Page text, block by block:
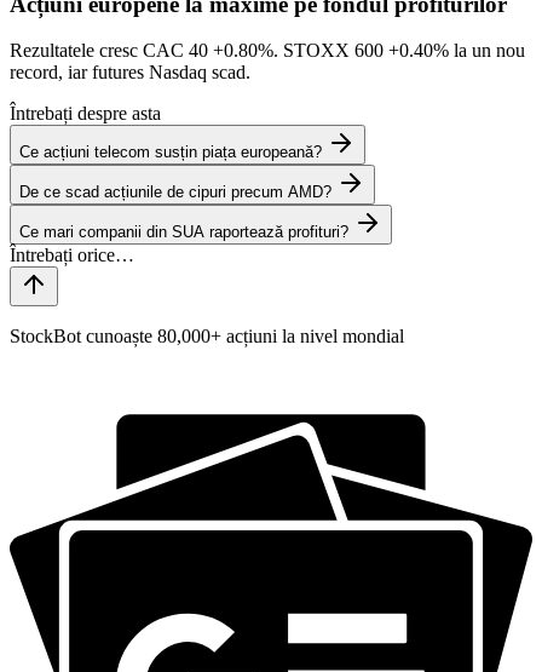
Rezultatele cresc CAC 40 +0.80%. STOXX 600 +0.40% la un nou
record, iar futures Nasdaq scad.
Întrebați despre asta
Ce acțiuni telecom susțin piața europeană?
De ce scad acțiunile de cipuri precum AMD?
Ce mari companii din SUA raportează profituri?
StockBot cunoaște 80,000+ acțiuni la nivel mondial